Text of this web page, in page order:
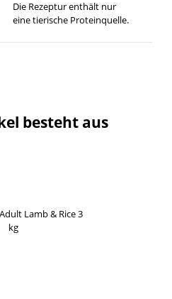
Die Rezeptur enthält nur
eine tierische Proteinquelle.
besteht aus